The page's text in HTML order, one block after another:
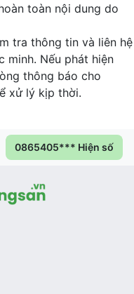
toàn nội dung do
tra thông tin và liên hệ
Nếu phát hiện
thông báo cho
xử lý kịp thời.
0865405*** Hiện số